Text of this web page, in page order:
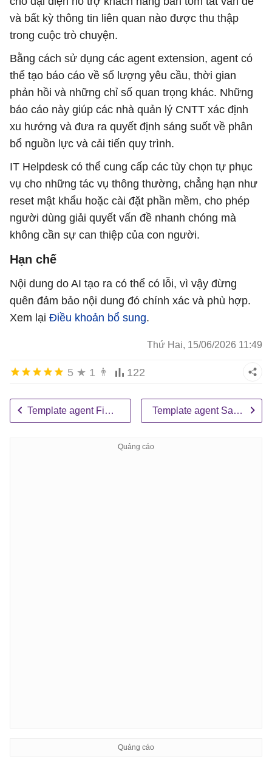
và bất kỳ thông tin liên quan nào được thu thập
trong cuộc trò chuyện.
Bằng cách sử dụng các agent extension, agent có
thể tạo báo cáo về số lượng yêu cầu, thời gian
phản hồi và những chỉ số quan trọng khác. Những
báo cáo này giúp các nhà quản lý CNTT xác định
xu hướng và đưa ra quyết định sáng suốt về phân
bổ nguồn lực và cải tiến quy trình.
IT Helpdesk có thể cung cấp các tùy chọn tự phục
vụ cho những tác vụ thông thường, chẳng hạn như
reset mật khẩu hoặc cài đặt phần mềm, cho phép
người dùng giải quyết vấn đề nhanh chóng mà
không cần sự can thiệp của con người.
Hạn chế
Nội dung do AI tạo ra có thể có lỗi, vì vậy đừng
quên đảm bảo nội dung đó chính xác và phù hợp.
Xem lại Điều khoản bổ sung.
Thứ Hai, 15/06/2026 11:49
5 ★ 1 👨 122
Template agent Financial Insights Template agent Safe Travels